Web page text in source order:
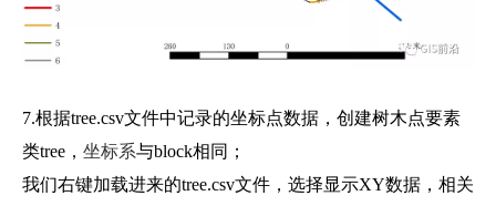
7.根据tree.csv文件中记录的坐标点数据，创建树木点要素
类tree， 坐标系与block相同；
我们右键加载进来的tree.csv文件，选择显示XY数据，相关